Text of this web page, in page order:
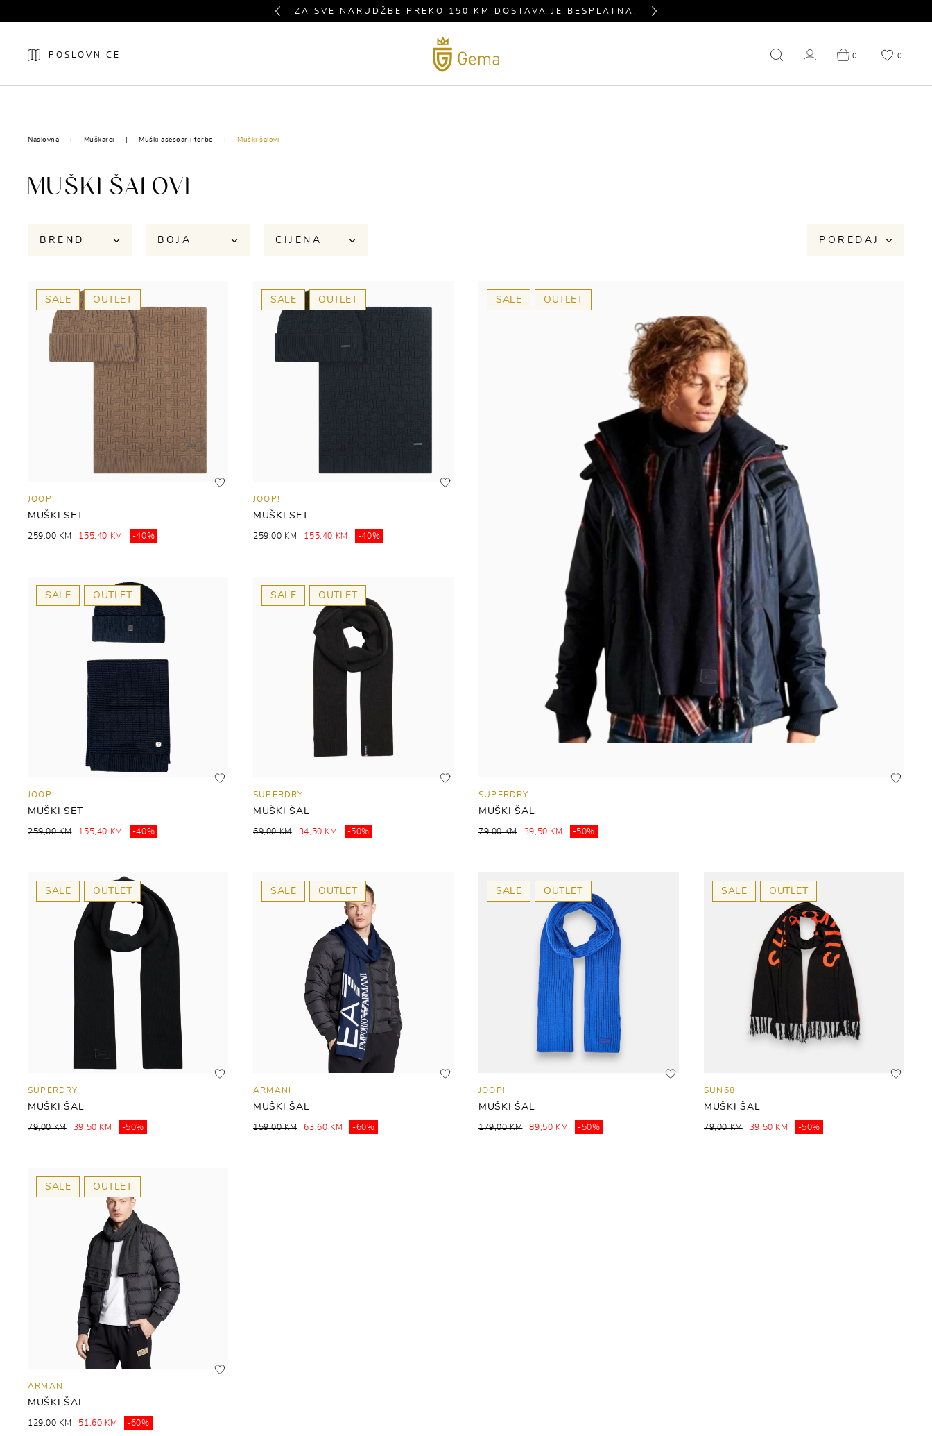
ZA SVE NARUDŽBE PREKO 150 KM DOSTAVA JE BESPLATNA.
Previous
Next
POSLOVNICE 0 0
Naslovna Muškarci Muški asesoar i torbe Muški šalovi
MUŠKI ŠALOVI
BREND BOJA CIJENA POREDAJ
SALE OUTLET
JOOP!
MUŠKI SET
259,00 KM 155,40 KM -40%
SALE OUTLET
JOOP!
MUŠKI SET
259,00 KM 155,40 KM -40%
SALE OUTLET
JOOP!
MUŠKI SET
259,00 KM 155,40 KM -40%
SALE OUTLET
SUPERDRY
MUŠKI ŠAL
69,00 KM 34,50 KM -50%
SALE OUTLET
SUPERDRY
MUŠKI ŠAL
79,00 KM 39,50 KM -50%
SALE OUTLET
SUPERDRY
MUŠKI ŠAL
79,00 KM 39,50 KM -50%
SALE OUTLET
ARMANI
MUŠKI ŠAL
159,00 KM 63,60 KM -60%
SALE OUTLET
JOOP!
MUŠKI ŠAL
179,00 KM 89,50 KM -50%
SALE OUTLET
SUN68
MUŠKI ŠAL
79,00 KM 39,50 KM -50%
SALE OUTLET
ARMANI
MUŠKI ŠAL
129,00 KM 51,60 KM -60%